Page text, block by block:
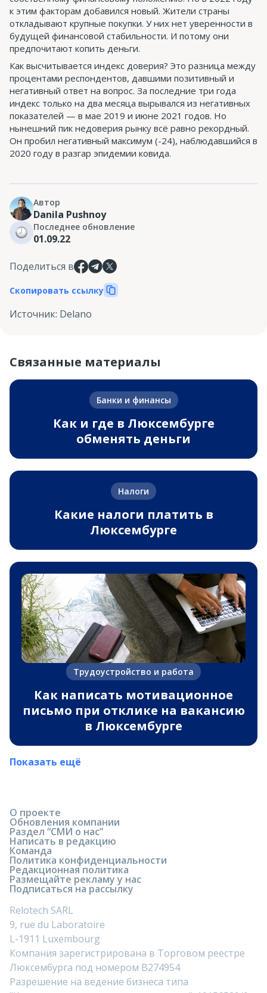
к этим факторам добавился новый. Жители страны
откладывают крупные покупки. У них нет уверенности в
будущей финансовой стабильности. И потому они
предпочитают копить деньги.
Как высчитывается индекс доверия? Это разница между
процентами респондентов, давшими позитивный и
негативный ответ на вопрос. За последние три года
индекс только на два месяца вырывался из негативных
показателей — в мае 2019 и июне 2021 годов. Но
нынешний пик недоверия рынку всё равно рекордный.
Он пробил негативный максимум (-24), наблюдавшийся в
2020 году в разгар эпидемии ковида.
Автор
Danila Pushnoy
Последнее обновление
01.09.22
Поделиться в
Скопировать ссылку
Источник: Delano
Связанные материалы
Банки и финансы
Как и где в Люксембурге
обменять деньги
Налоги
Какие налоги платить в
Люксембурге
Трудоустройство и работа
Как написать мотивационное
письмо при отклике на вакансию
в Люксембурге
Показать ещё
О проекте
Обновления компании
Раздел “СМИ о нас”
Написать в редакцию
Команда
Политика конфиденциальности
Редакционная политика
Размещайте рекламу у нас
Подписаться на рассылку
Relotech SARL
9, rue du Laboratoire
L-1911 Luxembourg
Компания зарегистрирована в Торговом реестре
Люксембурга под номером B274954
Разрешение на ведение бизнеса типа